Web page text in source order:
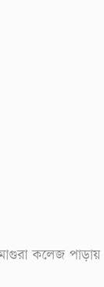
কলেজ পাড়ায়